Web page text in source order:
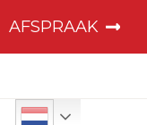
AFSPRAAK